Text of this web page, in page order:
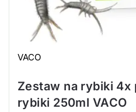
VACO
Zestaw na rybiki 4x
rybiki 250ml VACO